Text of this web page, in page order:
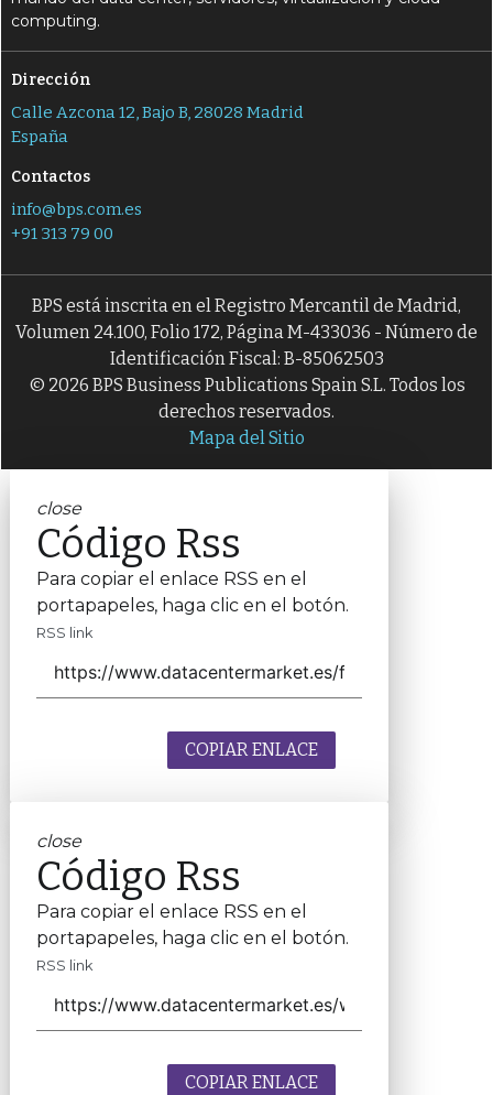
computing.
Dirección
Calle Azcona 12, Bajo B, 28028 Madrid
España
Contactos
info@bps.com.es
+91 313 79 00
BPS está inscrita en el Registro Mercantil de Madrid,
Volumen 24.100, Folio 172, Página M-433036 - Número de
Identificación Fiscal: B-85062503
© 2026 BPS Business Publications Spain S.L. Todos los
derechos reservados.
Mapa del Sitio
close
Código Rss
Para copiar el enlace RSS en el
portapapeles, haga clic en el botón.
RSS link
COPIAR ENLACE
close
Código Rss
Para copiar el enlace RSS en el
portapapeles, haga clic en el botón.
RSS link
COPIAR ENLACE